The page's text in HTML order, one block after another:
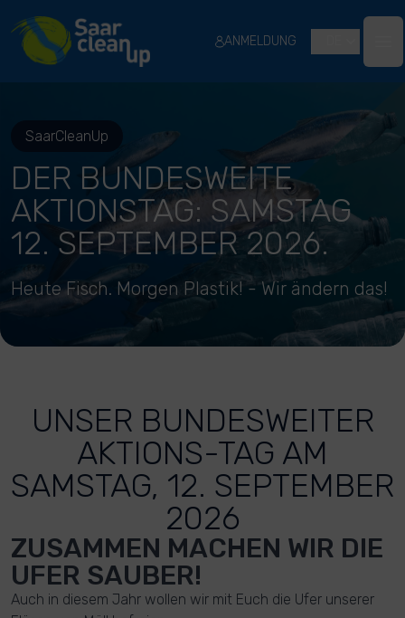
River Cleanup
ANMELDUNG
SaarCleanUp
DER BUNDESWEITE
AKTIONSTAG: SAMSTAG
12. SEPTEMBER 2026.
Heute Fisch. Morgen Plastik! - Wir ändern das!
UNSER BUNDESWEITER
AKTIONS-TAG AM
SAMSTAG, 12. SEPTEMBER
2026
ZUSAMMEN MACHEN WIR DIE
UFER SAUBER!
Auch in diesem Jahr wollen wir mit Euch die Ufer unserer